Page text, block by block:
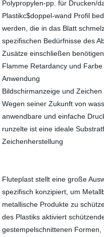
Polypropylen-pp. für Drucken/
Plastikc$doppel-wand Profil
werden, die in das Blatt
spezifischen Bedürfnisse des
Zusätze einschließen
Flamme Retardancy und Farbe
Anwendung
Bildschirmanzeige und Zeichen
Wegen seiner Zukunft von
anwendbare und einfache
runzelte ist eine ideale
Zeichenherstellung
Fluteplast stellt eine große
spezifisch konzipiert, um
metallische Produkte zu
des Plastiks aktiviert
gestempelschnittenen Formen,